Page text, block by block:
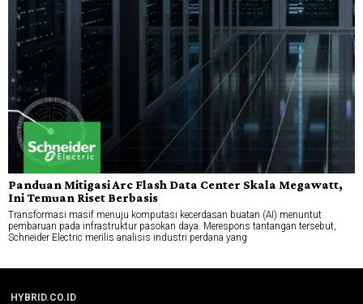
Panduan Mitigasi Arc Flash Data Center Skala Megawatt,
Ini Temuan Riset Berbasis
Transformasi masif menuju komputasi kecerdasan buatan (AI) menuntut
pembaruan pada infrastruktur pasokan daya. Merespons tantangan tersebut,
Schneider Electric merilis analisis industri perdana yang
HYBRID.CO.ID